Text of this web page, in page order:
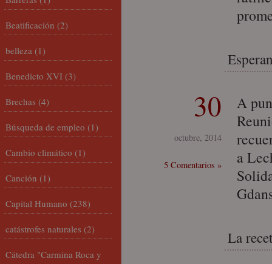
30
octubre, 2014
5 Comentarios »
A
a
La
Beatificación (2)
belleza (1)
Benedicto XVI (3)
Brechas (4)
Búsqueda de empleo (1)
Cambio climático (1)
Canción (1)
Capital Humano (238)
catástrofes naturales (2)
Cátedra "Carmina Roca y